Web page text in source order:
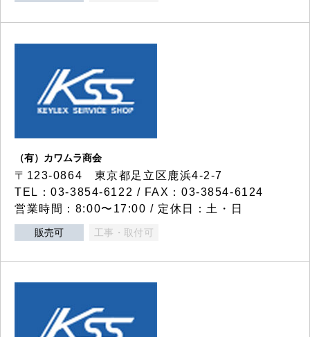
（有）カワムラ商会
〒123-0864 東京都足立区鹿浜4-2-7
TEL：03-3854-6122 / FAX：03-3854-6124
営業時間：8:00〜17:00 / 定休日：土・日
販売可 工事・取付可